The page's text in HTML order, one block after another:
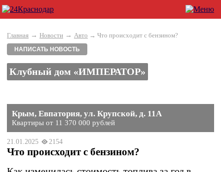
Главная → Новости → Авто → Что происходит с бензином?
НАПИСАТЬ НОВОСТЬ
Клубный дом «ИМПЕРАТОР»
Крым, Евпатория, ул. Крупской, д. 11А
Квартиры от 11 370 000 рублей
21.01.2025 2154
Что происходит с бензином?